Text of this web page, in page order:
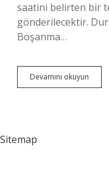
saatini belirten bir
gönderilecektir.
Boşanma…
Devamını okuyun
Günü
Sitemap